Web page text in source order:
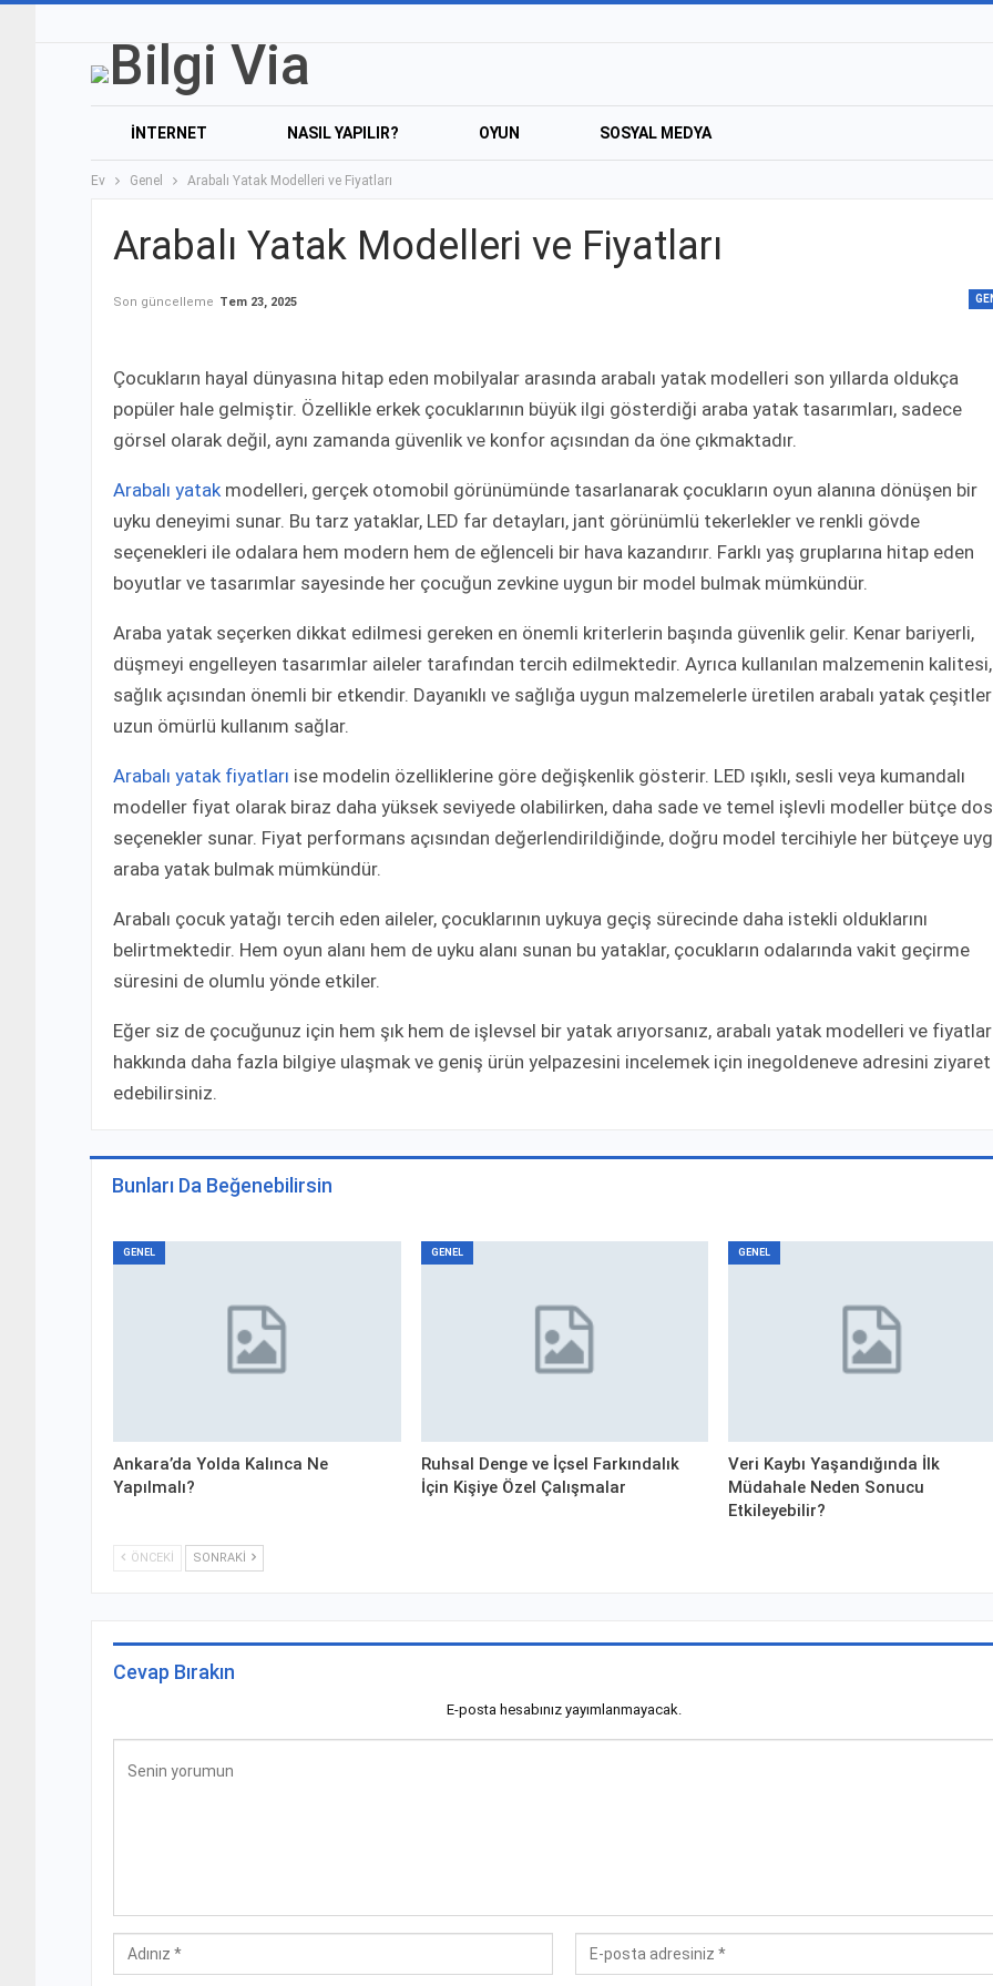
İNTERNET NASIL YAPILIR? OYUN SOSYAL MEDYA
Ev Genel Arabalı Yatak Modelleri ve Fiyatları
Arabalı Yatak Modelleri ve Fiyatları
Son güncelleme Tem 23, 2025
Çocukların hayal dünyasına hitap eden mobilyalar arasında arabalı yatak modelleri son yıllarda oldukça
popüler hale gelmiştir. Özellikle erkek çocuklarının büyük ilgi gösterdiği araba yatak tasarımları, sadece
görsel olarak değil, aynı zamanda güvenlik ve konfor açısından da öne çıkmaktadır.
Arabalı yatak modelleri, gerçek otomobil görünümünde tasarlanarak çocukların oyun alanına dönüşen bir
uyku deneyimi sunar. Bu tarz yataklar, LED far detayları, jant görünümlü tekerlekler ve renkli gövde
seçenekleri ile odalara hem modern hem de eğlenceli bir hava kazandırır. Farklı yaş gruplarına hitap eden
boyutlar ve tasarımlar sayesinde her çocuğun zevkine uygun bir model bulmak mümkündür.
Araba yatak seçerken dikkat edilmesi gereken en önemli kriterlerin başında güvenlik gelir. Kenar bariyerli,
düşmeyi engelleyen tasarımlar aileler tarafından tercih edilmektedir. Ayrıca kullanılan malzemenin kalitesi,
sağlık açısından önemli bir etkendir. Dayanıklı ve sağlığa uygun malzemelerle üretilen arabalı yatak
uzun ömürlü kullanım sağlar.
Arabalı yatak fiyatları ise modelin özelliklerine göre değişkenlik gösterir. LED ışıklı, sesli veya kumandalı
modeller fiyat olarak biraz daha yüksek seviyede olabilirken, daha sade ve temel işlevli modeller bütçe
seçenekler sunar. Fiyat performans açısından değerlendirildiğinde, doğru model tercihiyle her bütçeye
araba yatak bulmak mümkündür.
Arabalı çocuk yatağı tercih eden aileler, çocuklarının uykuya geçiş sürecinde daha istekli olduklarını
belirtmektedir. Hem oyun alanı hem de uyku alanı sunan bu yataklar, çocukların odalarında vakit geçirme
süresini de olumlu yönde etkiler.
Eğer siz de çocuğunuz için hem şık hem de işlevsel bir yatak arıyorsanız, arabalı yatak modelleri ve
hakkında daha fazla bilgiye ulaşmak ve geniş ürün yelpazesini incelemek için inegoldeneve adresini ziyaret
edebilirsiniz.
Bunları Da Beğenebilirsin
GENEL
Ankara’da Yolda Kalınca Ne
Yapılmalı?
GENEL
Ruhsal Denge ve İçsel Farkındalık
İçin Kişiye Özel Çalışmalar
GENEL
Veri Kaybı Yaşandığında İlk
Müdahale Neden Sonucu
Etkileyebilir?
ÖNCEKI SONRAKI
Cevap Bırakın
E-posta hesabınız yayımlanmayacak.